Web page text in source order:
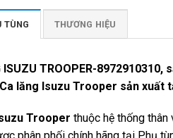
TÙNG THƯƠNG HIỆU
ISUZU TROOPER-
lăng Isuzu Trooper sản xuất
Trooper thuộc hệ thống